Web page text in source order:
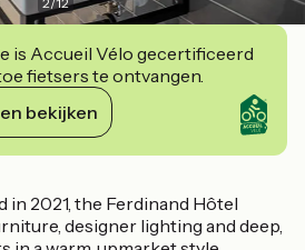
is Accueil Vélo gecertificeerd
fietsers te ontvangen.
bekijken
in 2021, the Ferdinand Hôtel
designer lighting and deep,